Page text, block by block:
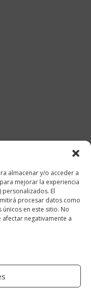
almacenar y/o acceder a
mejorar la experiencia
El
procesar datos como
en este sitio. No
negativamente a